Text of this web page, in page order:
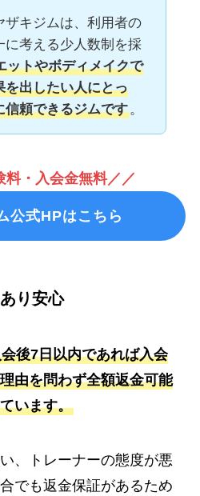
ザキジムは、利用者の
に考える少人数制を採
ットやボディメイクで
を出したい人にとっ
信頼できるジムです。
料・入会金無料／／
公式HPはこちら
り安心
後7日以内であれば入会
由を問わず全額返金可能
います。
、トレーナーの態度が悪
でも返金保証があるため